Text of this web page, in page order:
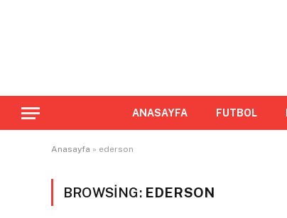
ANASAYFA FUTBOL
Anasayfa » ederson
BROWSING: EDERSON